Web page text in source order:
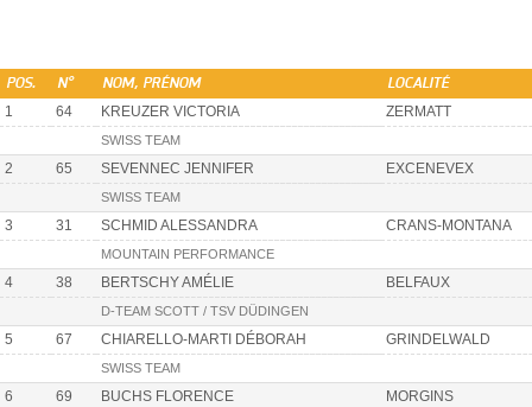
POS. N° NOM, PRÉNOM LOCALITÉ
1 64 KREUZER VICTORIA ZERMATT
SWISS TEAM
2 65 SEVENNEC JENNIFER EXCENEVEX
SWISS TEAM
3 31 SCHMID ALESSANDRA CRANS-MONTANA
MOUNTAIN PERFORMANCE
4 38 BERTSCHY AMÉLIE BELFAUX
D-TEAM SCOTT / TSV DÜDINGEN
5 67 CHIARELLO-MARTI DÉBORAH GRINDELWALD
SWISS TEAM
6 69 BUCHS FLORENCE MORGINS